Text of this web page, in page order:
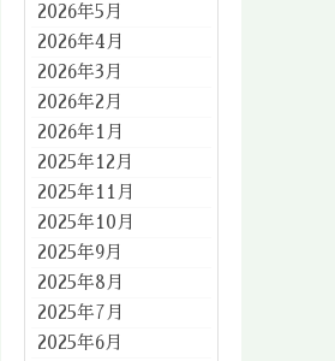
2026年5月
2026年4月
2026年3月
2026年2月
2026年1月
2025年12月
2025年11月
2025年10月
2025年9月
2025年8月
2025年7月
2025年6月